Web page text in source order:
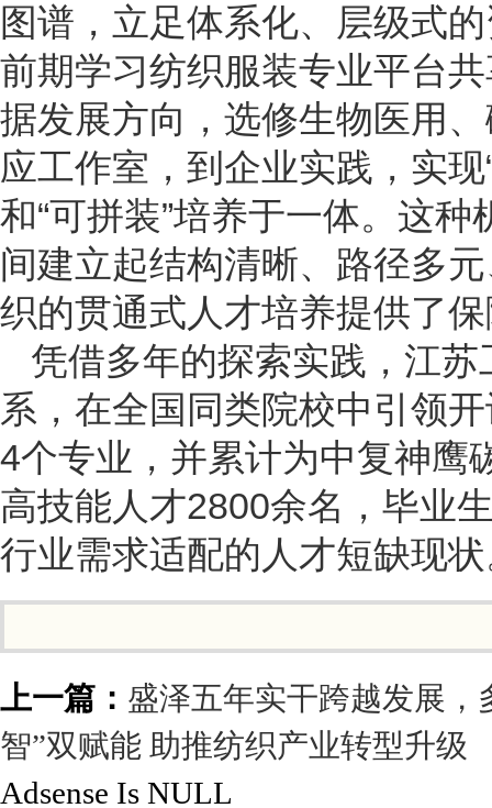
图谱，立足体系化、层级式
前期学习纺织服装专业平台
据发展方向，选修生物医用
应工作室，到企业实践，实
和“可拼装”培养于一体。这
间建立起结构清晰、路径多
织的贯通式人才培养提供了
凭借多年的探索实践，江
系，在全国同类院校中引领
4个专业，并累计为中复神鹰
高技能人才2800余名，毕业
行业需求适配的人才短缺现
上一篇： 盛泽五年实干跨越发展
智”双赋能 助推纺织产业转型升级
Adsense Is NULL